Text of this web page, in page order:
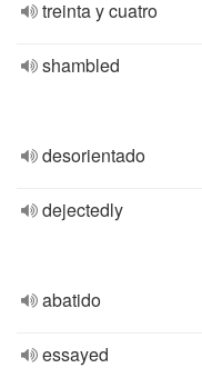
treinta y cuatro
shambled
desorientado
dejectedly
abatido
essayed